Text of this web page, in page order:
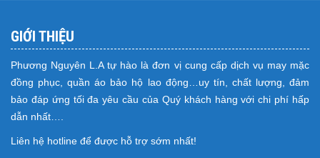
GIỚI THIỆU
Phương Nguyên L.A tự hào là đơn vị cung cấp dịch vụ may mặc
đồng phục, quần áo bảo hộ lao động…uy tín, chất lượng, đảm
bảo đáp ứng tối đa yêu cầu của Quý khách hàng với chi phí hấp
dẫn nhất….
Liên hệ hotline để được hỗ trợ sớm nhất!